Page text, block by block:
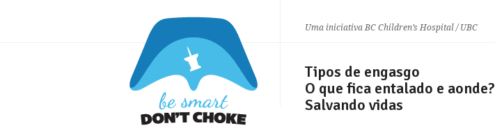
Uma iniciativa BC Children’s Hospital / UBC
Tipos de engasgo
O que fica entalado e aonde?
Salvando vidas